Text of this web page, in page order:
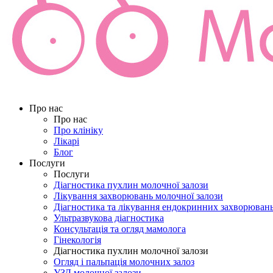
Про нас
Про нас
Про клініку
Лікарі
Блог
Послуги
Послуги
Діагностика пухлин молочної залози
Лікування захворювань молочної залози
Діагностика та лікування ендокринних
Ультразвукова діагностика
Консультація та огляд мамолога
Гінекологія
Діагностика пухлин молочної залози
Огляд і пальпація молочних залоз